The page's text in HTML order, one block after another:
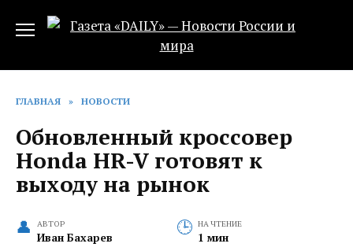
ГЛАВНАЯ » НОВОСТИ
Обновленный кроссовер
Honda HR-V готовят к
выходу на рынок‍
АВТОР
Иван Бахарев
НА ЧТЕНИЕ
1 мин